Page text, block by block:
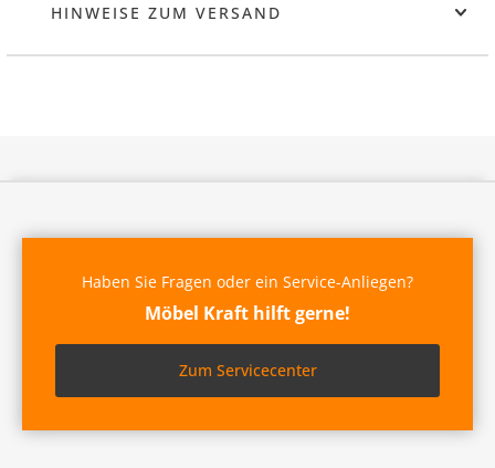
HINWEISE ZUM VERSAND
Haben Sie Fragen oder ein Service-Anliegen?
Möbel Kraft hilft gerne!
Zum Servicecenter